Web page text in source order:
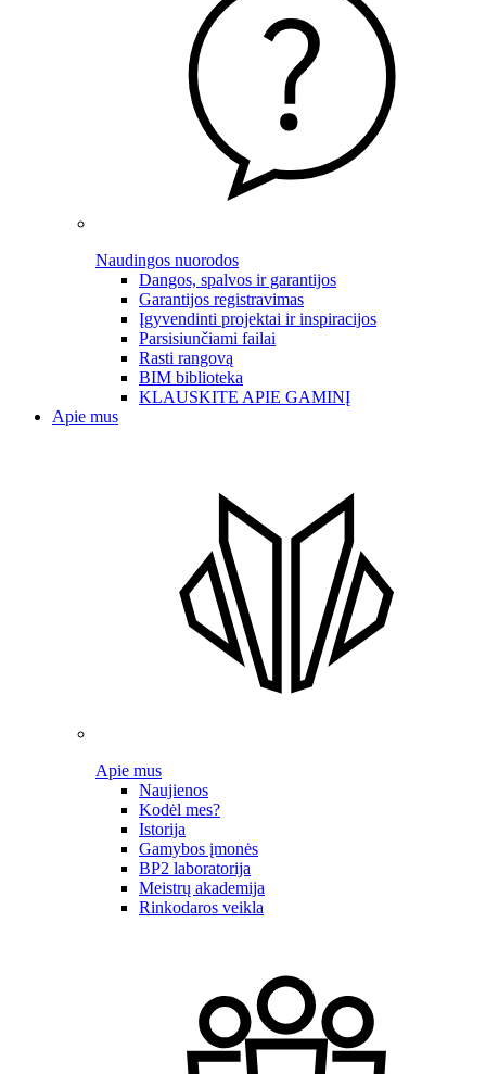
Naudingos nuorodos
Dangos, spalvos ir garantijos
Garantijos registravimas
Įgyvendinti projektai ir inspiracijos
Parsisiunčiami failai
Rasti rangovą
BIM biblioteka
KLAUSKITE APIE GAMINĮ
Apie mus
Apie mus
Naujienos
Kodėl mes?
Istorija
Gamybos įmonės
BP2 laboratorija
Meistrų akademija
Rinkodaros veikla